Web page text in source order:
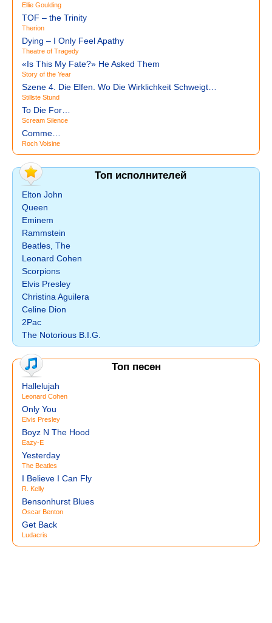
Ellie Goulding
TOF – the Trinity
Therion
Dying – I Only Feel Apathy
Theatre of Tragedy
«Is This My Fate?» He Asked Them
Story of the Year
Szene 4. Die Elfen. Wo Die Wirklichkeit Schweigt…
Stillste Stund
To Die For…
Scream Silence
Comme…
Roch Voisine
Топ исполнителей
Elton John
Queen
Eminem
Rammstein
Beatles, The
Leonard Cohen
Scorpions
Elvis Presley
Christina Aguilera
Celine Dion
2Pac
The Notorious B.I.G.
Топ песен
Hallelujah
Leonard Cohen
Only You
Elvis Presley
Boyz N The Hood
Eazy-E
Yesterday
The Beatles
I Believe I Can Fly
R. Kelly
Bensonhurst Blues
Oscar Benton
Get Back
Ludacris